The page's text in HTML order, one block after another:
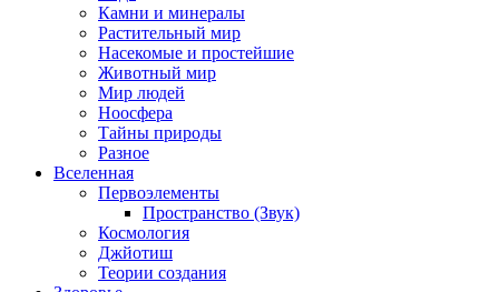
Камни и минералы
Растительный мир
Насекомые и простейшие
Животный мир
Мир людей
Ноосфера
Тайны природы
Разное
Вселенная
Первоэлементы
Пространство (Звук)
Космология
Джйотиш
Теории создания